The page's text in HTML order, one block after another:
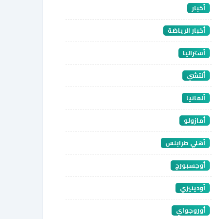
أخبار
أخبار الرياضة
أستراليا
ألتشي
ألمانيا
أمازولو
أهلي طرابلس
أوجسبورج
أودينيزي
أوروجواي